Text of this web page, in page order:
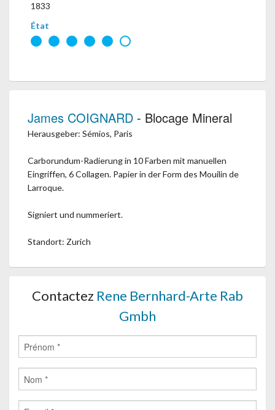
1833
État
James COIGNARD - Blocage Mineral
Herausgeber: Sémios, Paris
Carborundum-Radierung in 10 Farben mit manuellen
Eingriffen, 6 Collagen. Papier in der Form des Mouilin de
Larroque.
Signiert und nummeriert.
Standort: Zurich
Contactez Rene Bernhard-Arte Rab
Gmbh